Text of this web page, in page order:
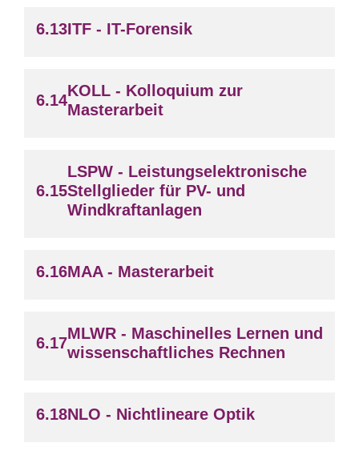
ITF - IT-Forensik
KOLL - Kolloquium zur
Masterarbeit
LSPW - Leistungselektronische
Stellglieder für PV- und
Windkraftanlagen
MAA - Masterarbeit
MLWR - Maschinelles Lernen und
wissenschaftliches Rechnen
NLO - Nichtlineare Optik